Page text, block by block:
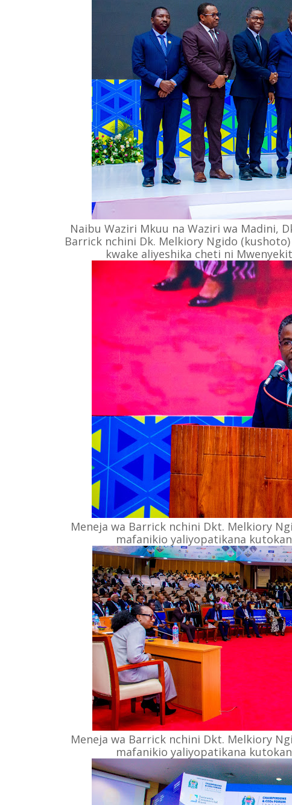
Naibu Waziri Mkuu na Waziri wa Madini,
Barrick nchini Dk. Melkiory Ngido
kwake aliyeshika cheti ni
Meneja wa Barrick nchini Dkt. Melkiory
mafanikio yaliyopatikana
Meneja wa Barrick nchini Dkt. Melkiory
mafanikio yaliyopatikana